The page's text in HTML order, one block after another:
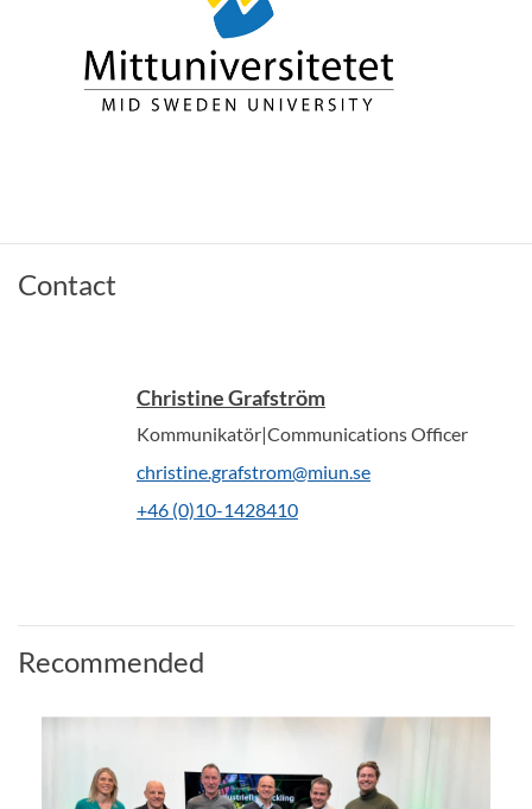
Contact
Christine Grafström
Kommunikatör|Communications Officer
christine.grafstrom@miun.se
+46 (0)10-1428410
Recommended